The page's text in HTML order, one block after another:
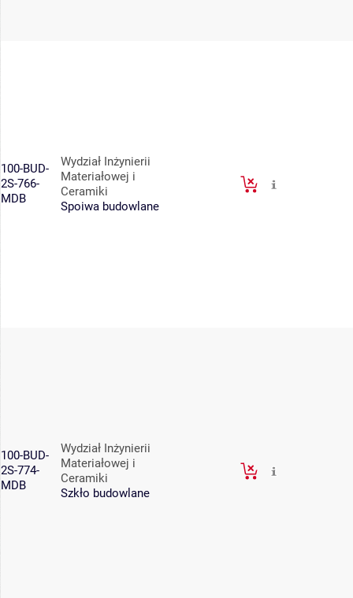
100-BUD-
2S-766-
MDB
Wydział Inżynierii
Materiałowej i
Ceramiki
Spoiwa budowlane
100-BUD-
2S-774-
MDB
Wydział Inżynierii
Materiałowej i
Ceramiki
Szkło budowlane